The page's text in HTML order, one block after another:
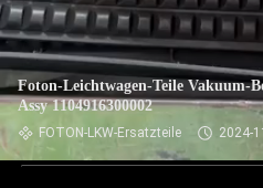
Foton-Leichtwagen-Teile Vakuum-
Assy 1104916300002
FOTON-LKW-Ersatzteile 2024-